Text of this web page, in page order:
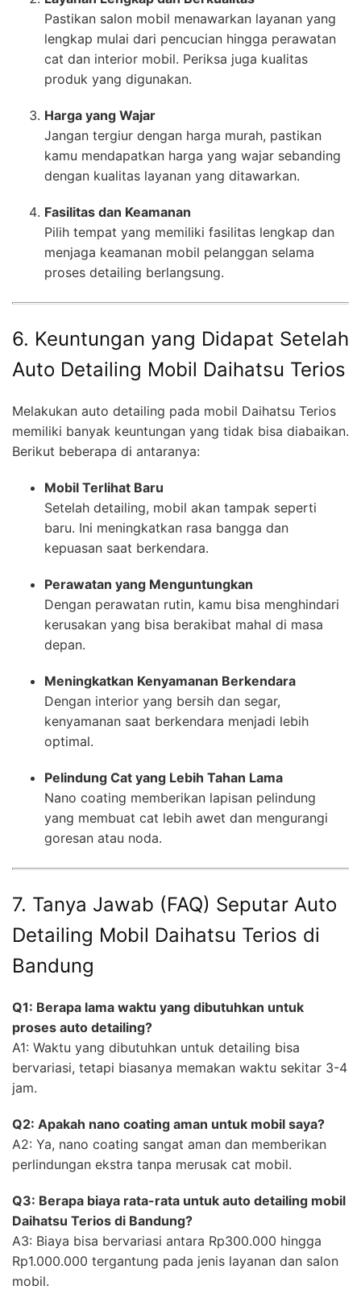
Pastikan salon mobil menawarkan layanan yang
lengkap mulai dari pencucian hingga perawatan
cat dan interior mobil. Periksa juga kualitas
produk yang digunakan.
Harga yang Wajar
Jangan tergiur dengan harga murah, pastikan
kamu mendapatkan harga yang wajar sebanding
dengan kualitas layanan yang ditawarkan.
Fasilitas dan Keamanan
Pilih tempat yang memiliki fasilitas lengkap dan
menjaga keamanan mobil pelanggan selama
proses detailing berlangsung.
6. Keuntungan yang Didapat Setelah
Auto Detailing Mobil Daihatsu Terios
Melakukan auto detailing pada mobil Daihatsu Terios
memiliki banyak keuntungan yang tidak bisa diabaikan.
Berikut beberapa di antaranya:
Mobil Terlihat Baru
Setelah detailing, mobil akan tampak seperti
baru. Ini meningkatkan rasa bangga dan
kepuasan saat berkendara.
Perawatan yang Menguntungkan
Dengan perawatan rutin, kamu bisa menghindari
kerusakan yang bisa berakibat mahal di masa
depan.
Meningkatkan Kenyamanan Berkendara
Dengan interior yang bersih dan segar,
kenyamanan saat berkendara menjadi lebih
optimal.
Pelindung Cat yang Lebih Tahan Lama
Nano coating memberikan lapisan pelindung
yang membuat cat lebih awet dan mengurangi
goresan atau noda.
7. Tanya Jawab (FAQ) Seputar Auto
Detailing Mobil Daihatsu Terios di
Bandung
Q1: Berapa lama waktu yang dibutuhkan untuk
proses auto detailing?
A1: Waktu yang dibutuhkan untuk detailing bisa
bervariasi, tetapi biasanya memakan waktu sekitar 3-4
jam.
Q2: Apakah nano coating aman untuk mobil saya?
A2: Ya, nano coating sangat aman dan memberikan
perlindungan ekstra tanpa merusak cat mobil.
Q3: Berapa biaya rata-rata untuk auto detailing mobil
Daihatsu Terios di Bandung?
A3: Biaya bisa bervariasi antara Rp300.000 hingga
Rp1.000.000 tergantung pada jenis layanan dan salon
mobil.